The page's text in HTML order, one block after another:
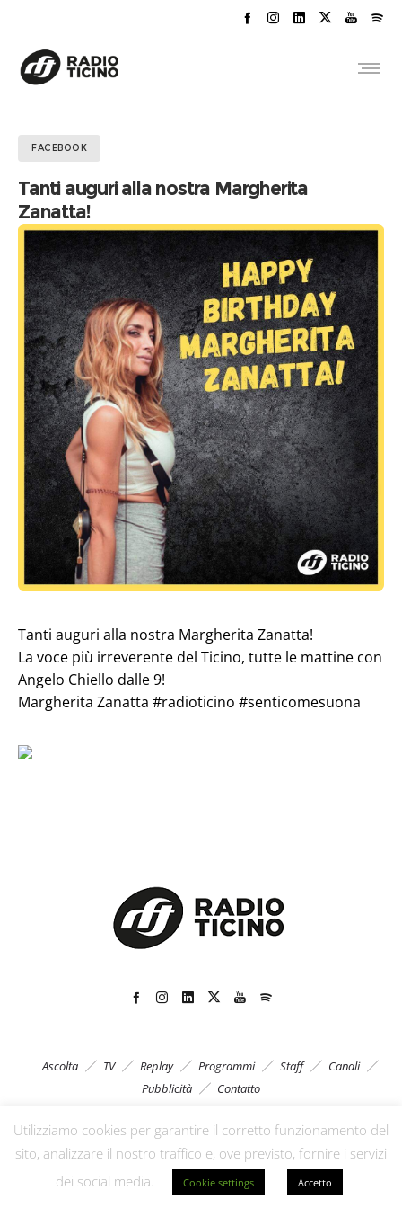
FACEBOOK
Tanti auguri alla nostra Margherita
Zanatta!
Tanti auguri alla nostra Margherita Zanatta!
La voce più irreverente del Ticino, tutte le mattine con
Angelo Chiello dalle 9!
Margherita Zanatta #radioticino #senticomesuona
Ascolta TV Replay Programmi Staff
Canali
Pubblicità
Contatto
© Radio Ticino 2023
Utilizziamo cookies per garantire il corretto funzionamento del
sito, analizzare il nostro traffico e, ove previsto, fornire i servizi
dei social media.
Cookie settings Accetto